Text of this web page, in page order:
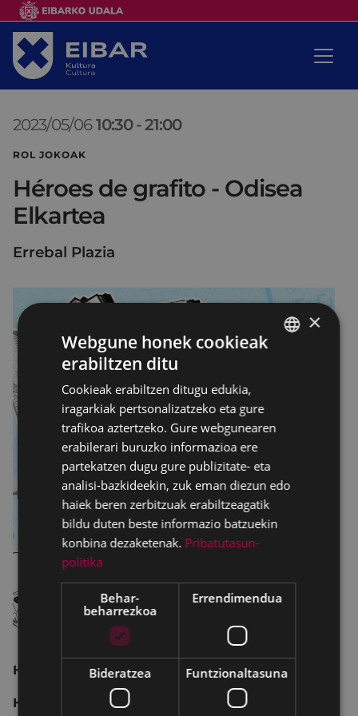
2023/05/06 10:30 -21:00
ROL JOKOAK
Héroes de grafito - Odisea
Elkartea
Errebal Plazia
HÉROES DE GRAFITO - ROL JOKOAK
Héroes de grafitoEibarko Odisea elkarteak
×
Webgune honek cookieak
erabiltzen ditu
Cookieak erabiltzen ditugu edukia,
iragarkiak pertsonalizatzeko eta gure
trafikoa aztertzeko. Gure webgunearen
erabilerari buruzko informazioa ere
partekatzen dugu gure publizitate- eta
analisi-bazkideekin, zuk eman diezun edo
haiek beren zerbitzuak erabiltzeagatik
bildu duten beste informazio batzuekin
konbina dezaketenak. Pribatutasun-
politika
Behar-
beharrezkoa
Errendimendua
Bideratzea Funtzionaltasuna